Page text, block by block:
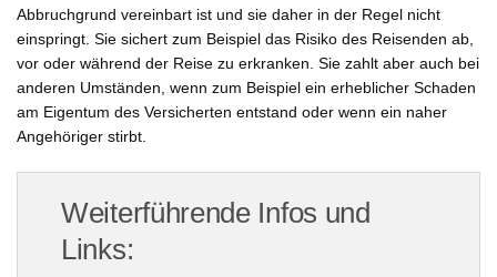
Abbruchgrund vereinbart ist und sie daher in der Regel nicht
einspringt. Sie sichert zum Beispiel das Risiko des Reisenden ab,
vor oder während der Reise zu erkranken. Sie zahlt aber auch bei
anderen Umständen, wenn zum Beispiel ein erheblicher Schaden
am Eigentum des Versicherten entstand oder wenn ein naher
Angehöriger stirbt.
Weiterführende Infos und
Links: